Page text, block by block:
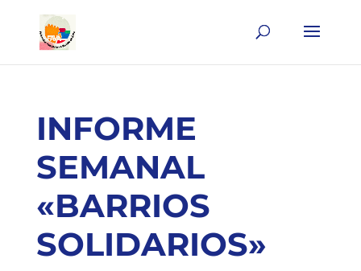
INFORME
SEMANAL
«BARRIOS
SOLIDARIOS»